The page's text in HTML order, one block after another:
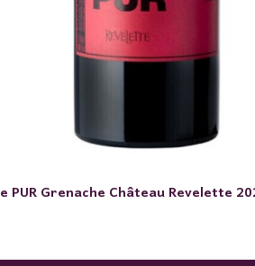
PUR Grenache Château Revelette